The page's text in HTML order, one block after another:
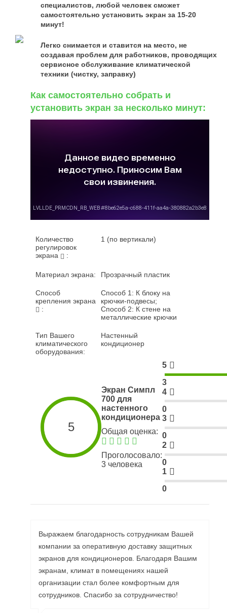
специалистов, любой человек сможет
самостоятельно установить экран за 15-20
минут!
Легко снимается и ставится на место, не
создавая проблем для работников, проводящих
сервисное обслуживание климатической
техники (чистку, заправку)
Как самостоятельно собрать и
установить экран за несколько минут:
Количество
регулировок
экрана
:
1 (по вертикали)
Материал экрана: Прозрачный пластик
Способ
крепления экрана
:
Способ 1: К блоку на
крючки-подвесы;
Способ 2: К стене на
металлические крючки
Тип Вашего
климатического
оборудования:
Настенный
кондиционер
5
Экран Симпл
700 для
настенного
кондиционера
Общая оценка:
Проголосовало:
3 человека
5
3
4
0
3
0
2
0
1
0
Выражаем благодарность сотрудникам Вашей
компании за оперативную доставку защитных
экранов для кондиционеров. Благодаря Вашим
экранам, климат в помещениях нашей
организации стал более комфортным для
сотрудников. Спасибо за сотрудничество!